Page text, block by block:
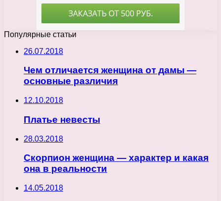
Популярные статьи
26.07.2018
Чем отличается женщина от дамы —
основные различия
12.10.2018
Платье невесты
28.03.2018
Скорпион женщина — характер и какая
она в реальности
14.05.2018